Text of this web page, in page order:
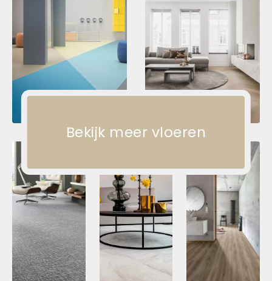
Bekijk meer vloeren